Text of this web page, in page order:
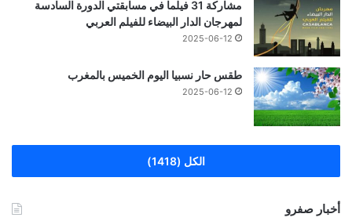
مشاركة 31 فيلما في مسابقتي الدورة السادسة
لمهرجان الدار البيضاء للفيلم العربي
2025-06-12
طقس حار نسبيا اليوم الخميس بالمغرب
2025-06-12
الكل (1418)
أخبار صفرو